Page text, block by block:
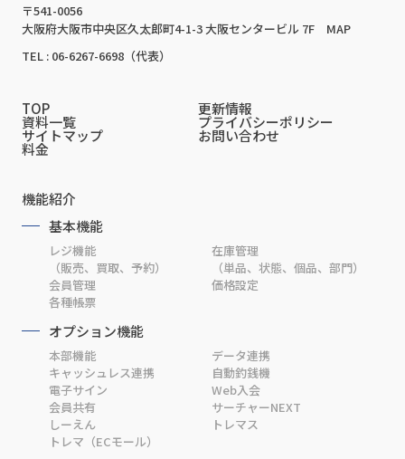
〒541-0056
大阪府大阪市中央区久太郎町4-1-3 大阪センタービル 7F
MAP
TEL : 06-6267-6698（代表）
TOP 更新情報
資料一覧 プライバシーポリシー
サイトマップ お問い合わせ
料金
機能紹介
基本機能
レジ機能
（販売、買取、予約）
在庫管理
（単品、状態、個品、部門）
会員管理
価格設定
各種帳票
オプション機能
本部機能
データ連携
キャッシュレス連携
自動釣銭機
電子サイン
Web入会
会員共有
サーチャーNEXT
しーえん
トレマス
トレマ（ECモール）